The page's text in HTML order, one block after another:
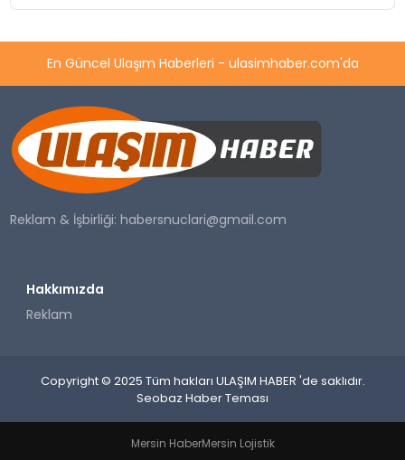
En Güncel Ulaşım Haberleri - ulasimhaber.com'da
Reklam & İşbirliği:habersnuclari@gmail.com
Hakkımızda
Reklam
Copyright © 2025 Tüm hakları ULAŞIM HABER 'de saklıdır.
Seobaz Haber Teması
Mersin HaberMersin Lojistik